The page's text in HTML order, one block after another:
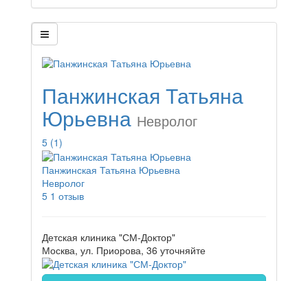
Панжинская Татьяна
Юрьевна Невролог
5 (1)
Панжинская Татьяна Юрьевна
Невролог
5 1 отзыв
Детская клиника "СМ-Доктор"
Москва, ул. Приорова, 36 уточняйте